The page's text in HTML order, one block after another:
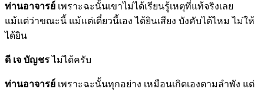
ท่านอาจารย์ เพราะฉะนั้นเขาไม่ได้เรียนรู้เหตุที่แท้จริงเลย
แม้แต่ว่าขณะนี้ แม้แต่เดี๋ยวนี้เอง ได้ยินเสียง บังคับได้ไหม ไม่ให้
ได้ยิน
ดี เจ บัญชรไม่ได้ครับ
ท่านอาจารย์ เพราะฉะนั้นทุกอย่าง เหมือนเกิดเองตามลำพัง แต่